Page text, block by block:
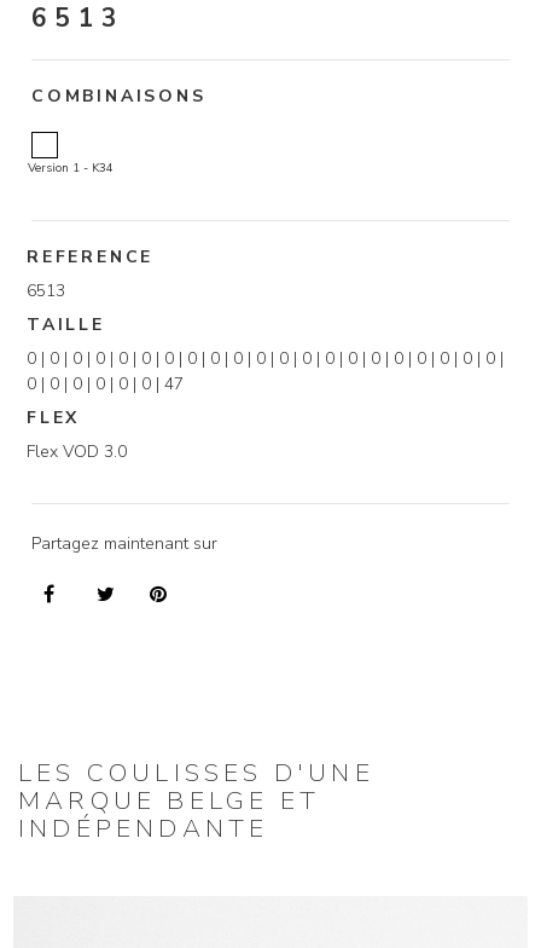
6513
COMBINAISONS
Version 1 - K34
REFERENCE
6513
TAILLE
0 | 0 | 0 | 0 | 0 | 0 | 0 | 0 | 0 | 0 | 0 | 0 | 0 | 0 | 0 | 0 | 0 | 0 | 0 | 0 | 0 |
0 | 0 | 0 | 0 | 0 | 0 | 47
FLEX
Flex VOD 3.0
Partagez maintenant sur
LES COULISSES D'UNE
MARQUE BELGE ET
INDÉPENDANTE